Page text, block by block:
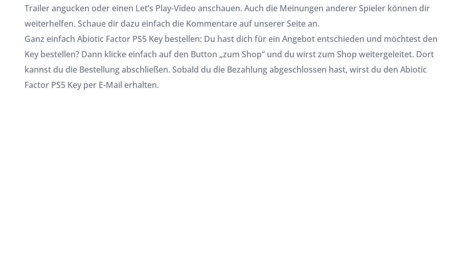
Trailer angucken oder einen Let’s Play-Video anschauen. Auch die Meinungen anderer Spieler können dir
weiterhelfen. Schaue dir dazu einfach die Kommentare auf unserer Seite an.
Ganz einfach Abiotic Factor PS5 Key bestellen: Du hast dich für ein Angebot entschieden und möchtest den
Key bestellen? Dann klicke einfach auf den Button „zum Shop“ und du wirst zum Shop weitergeleitet. Dort
kannst du die Bestellung abschließen. Sobald du die Bezahlung abgeschlossen hast, wirst du den Abiotic
Factor PS5 Key per E-Mail erhalten.